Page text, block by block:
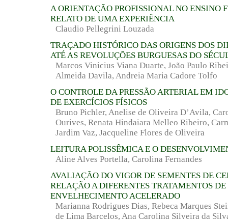
A ORIENTAÇÃO PROFISSIONAL NO ENSINO
RELATO DE UMA EXPERIÊNCIA
Claudio Pellegrini Louzada
TRAÇADO HISTÓRICO DAS ORIGENS DOS
ATÉ AS REVOLUÇÕES BURGUESAS DO
Marcos Vinicius Viana Duarte, João Paulo
Almeida Davila, Andreia Maria Cadore Tolfo
O CONTROLE DA PRESSÃO ARTERIAL EM
DE EXERCÍCIOS FÍSICOS
Bruno Pichler, Anelise de Oliveira D’Avila,
Ourives, Renata Hindaiara Melleo Ribeiro,
Jardim Vaz, Jacqueline Flores de Oliveira
LEITURA POLISSÊMICA E O
Aline Alves Portella, Carolina Fernandes
AVALIAÇÃO DO VIGOR DE SEMENTES DE
RELAÇÃO A DIFERENTES TRATAMENTOS DE
ENVELHECIMENTO ACELERADO
Marianna Rodrigues Dias, Rebeca Marques
de Lima Barcelos, Ana Carolina Silveira da